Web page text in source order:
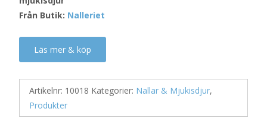
Från Butik: Nalleriet
Läs mer & köp
Artikelnr: 10018 Kategorier: Nallar & Mjukisdjur,
Produkter